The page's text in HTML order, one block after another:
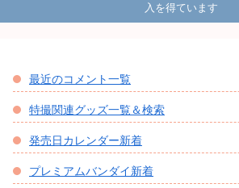
入を得ています
最近のコメント一覧
特撮関連グッズ一覧＆検索
発売日カレンダー新着
プレミアムバンダイ新着